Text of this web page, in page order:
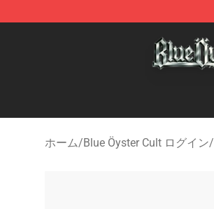
ホーム/Blue Öyster Cult ログイン/